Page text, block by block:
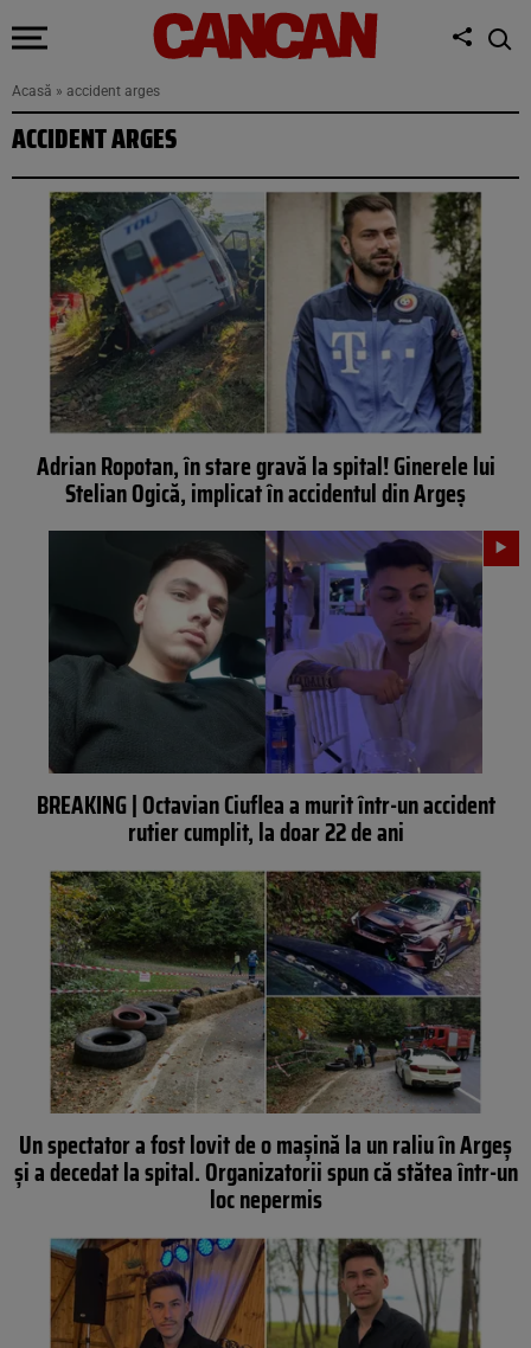
Acasă » accident arges
ACCIDENT ARGES
Adrian Ropotan, în stare gravă la spital! Ginerele lui
Stelian Ogică, implicat în accidentul din Argeș
BREAKING | Octavian Ciuflea a murit într-un accident
rutier cumplit, la doar 22 de ani
Un spectator a fost lovit de o mașină la un raliu în Argeș
și a decedat la spital. Organizatorii spun că stătea într-un
loc nepermis